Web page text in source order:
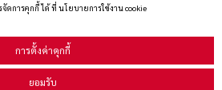
การคุกกี้ ได้ ที่ นโยบายการใช้งาน cookie
การตั้งค่าคุกกี้
ยอมรับ
ค้า